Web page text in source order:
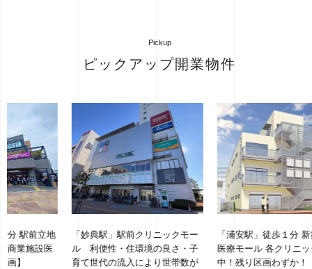
Pickup
ピックアップ開業物件
「妙典駅」駅前クリニックモー
ル 利便性・住環境の良さ・子
育て世代の流入により世帯数が
「浦安駅」徒歩１分 新築都市型
医療モール 各クリニック盛業
中！残り区画わずか！